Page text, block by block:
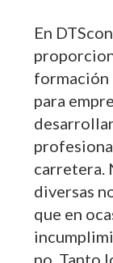
En
formación
para
carretera.
diversas
que en
no. Tanto